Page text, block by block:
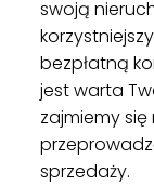
swoją
bezpłatną
jest warta
zajmiemy
sprzedaży.